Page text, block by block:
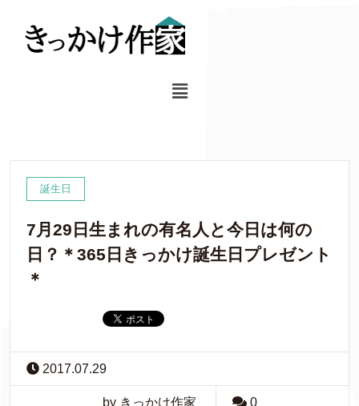
誕生日
7月29日生まれの有名人と今日は何の
日？＊365日きっかけ誕生日プレゼント
＊
2017.07.29
by きっかけ作家 0